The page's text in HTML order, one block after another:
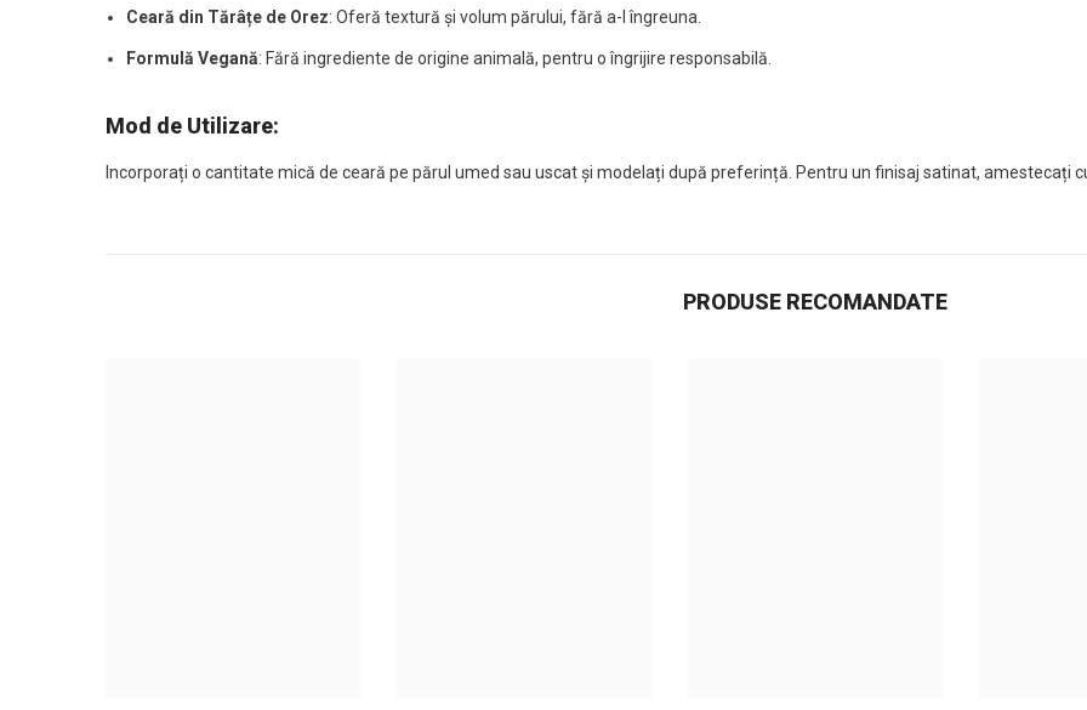
Ceară din Tărâțe de Orez: Oferă textură și volum părului, fără a-l îngreuna.
Formulă Vegană: Fără ingrediente de origine animală, pentru o îngrijire responsabilă.
Mod de Utilizare:
Incorporați o cantitate mică de ceară pe părul umed sau uscat și modelați după preferință. Pentru un finisaj satinat, amestecați cu
PRODUSE RECOMANDATE